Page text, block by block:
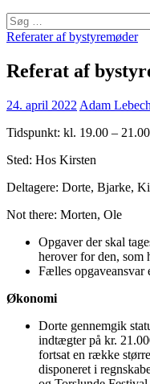
Søg
efter:
Referater af bystyremøder
Referat af
24. april 2022 Adam Lebech
Tidspunkt: kl. 19.00 – 21.00
Sted: Hos Kirsten
Deltagere: Dorte, Bjarke,
Not there: Morten, Ole
Opgaver der skal
herover for den, som
Fælles opgaveansvar
Økonomi
Dorte gennemgik
indtægter på kr.
fortsat en række
disponeret i